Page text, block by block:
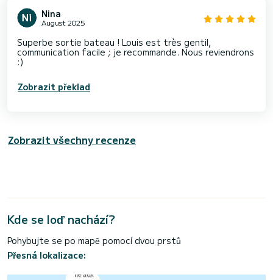
Nina
August 2025
Superbe sortie bateau ! Louis est très gentil,
communication facile ; je recommande. Nous reviendrons
:)
Zobrazit překlad
Zobrazit všechny recenze
Kde se loď nachází?
Pohybujte se po mapě pomocí dvou prstů
Přesná lokalizace: